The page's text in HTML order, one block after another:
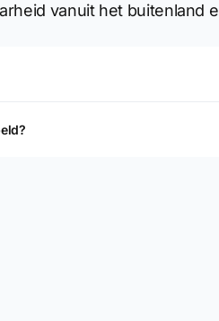
vanuit het buitenland